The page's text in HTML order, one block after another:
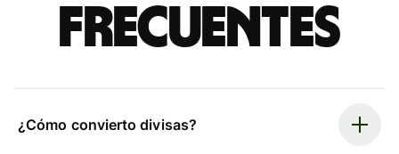
frecuentes
¿Cómo convierto divisas?